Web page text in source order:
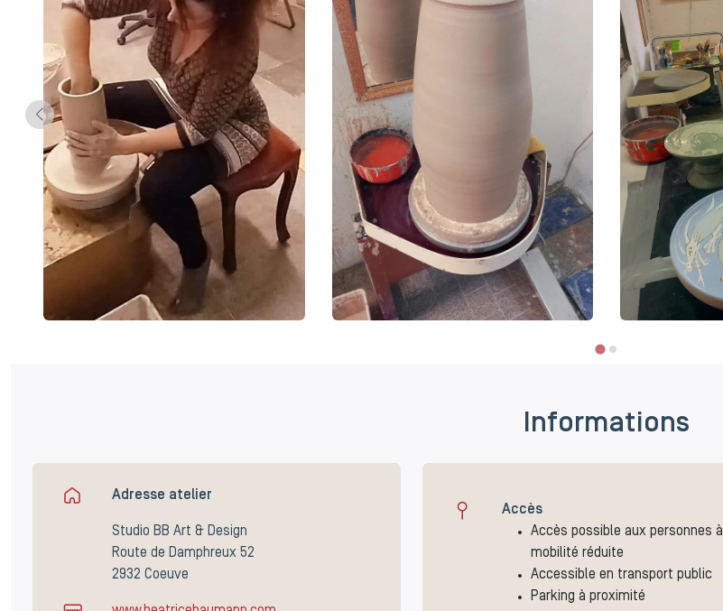
Informations
Adresse atelier
Studio BB Art & Design
Route de Damphreux 52
2932 Coeuve
Accès
Accès possible aux personnes à
mobilité réduite
Accessible en transport public
Parking à proximité